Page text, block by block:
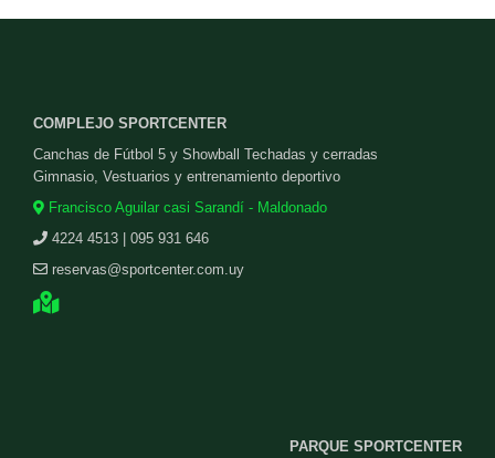
COMPLEJO SPORTCENTER
Canchas de Fútbol 5 y Showball Techadas y cerradas
Gimnasio, Vestuarios y entrenamiento deportivo
Francisco Aguilar casi Sarandí - Maldonado
4224 4513 | 095 931 646
reservas@sportcenter.com.uy
PARQUE SPORTCENTER